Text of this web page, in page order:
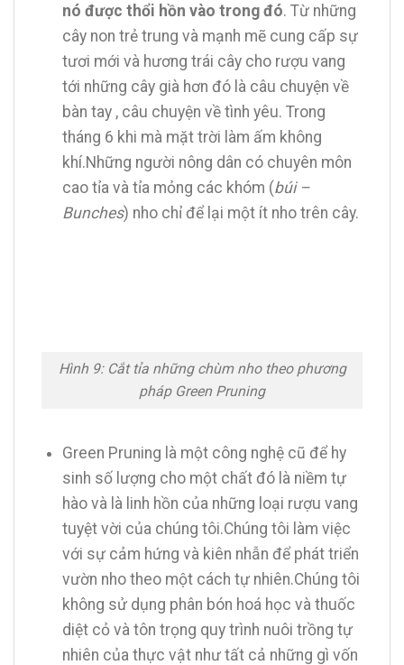
nó được thổi hồn vào trong đó. Từ những
cây non trẻ trung và mạnh mẽ cung cấp sự
tươi mới và hương trái cây cho rượu vang
tới những cây già hơn đó là câu chuyện về
bàn tay , câu chuyện về tình yêu. Trong
tháng 6 khi mà mặt trời làm ấm không
khí.Những người nông dân có chuyên môn
cao tỉa và tỉa mỏng các khóm (búi –
Bunches) nho chỉ để lại một ít nho trên cây.
Hình 9: Cắt tỉa những chùm nho theo phương
pháp Green Pruning
Green Pruning là một công nghệ cũ để hy
sinh số lượng cho một chất đó là niềm tự
hào và là linh hồn của những loại rượu vang
tuyệt vời của chúng tôi.Chúng tôi làm việc
với sự cảm hứng và kiên nhẫn để phát triển
vườn nho theo một cách tự nhiên.Chúng tôi
không sử dụng phân bón hoá học và thuốc
diệt cỏ và tôn trọng quy trình nuôi trồng tự
nhiên của thực vật như tất cả những gì vốn